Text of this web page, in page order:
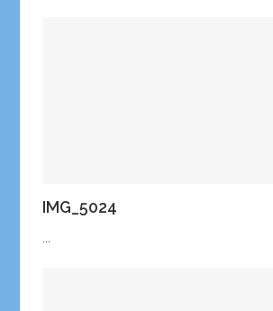
IMG_5024
...